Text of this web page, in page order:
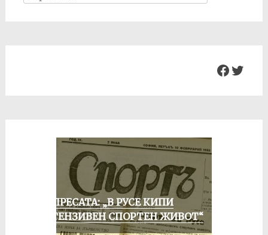
for:
ОТ ПРЕСАТА: „В РУСЕ КИПИ
ИНТЕНЗИВЕН СПОРТЕН ЖИВОТ“